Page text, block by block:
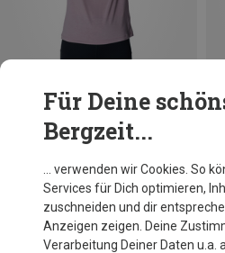
Damen Tree Longsleeve
Für Deine
Bergzeit...
… verwenden wir Cookies. So
Services für Dich optimieren,
zuschneiden und dir
Anzeigen zeigen. Deine
Verarbeitung Deiner Daten u.a.